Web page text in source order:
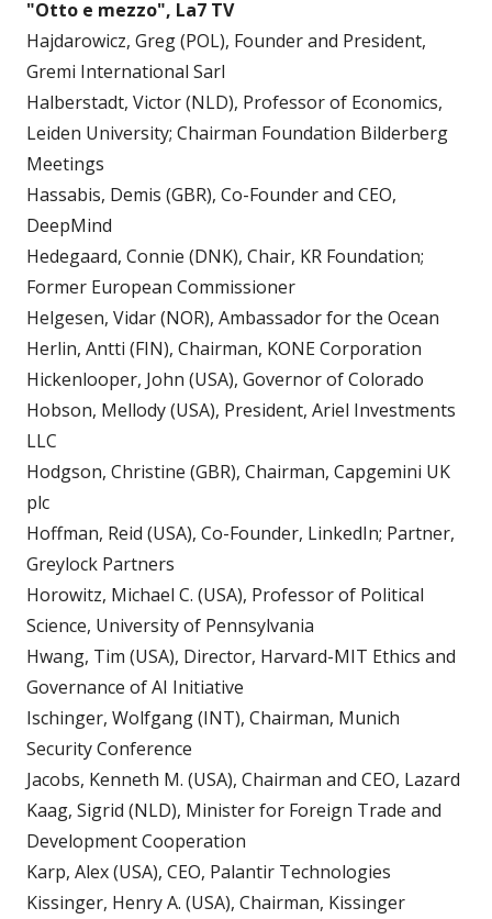
"Otto e mezzo", La7 TV
Hajdarowicz, Greg (POL), Founder and President,
Gremi International Sarl
Halberstadt, Victor (NLD), Professor of Economics,
Leiden University; Chairman Foundation Bilderberg
Meetings
Hassabis, Demis (GBR), Co-Founder and CEO,
DeepMind
Hedegaard, Connie (DNK), Chair, KR Foundation;
Former European Commissioner
Helgesen, Vidar (NOR), Ambassador for the Ocean
Herlin, Antti (FIN), Chairman, KONE Corporation
Hickenlooper, John (USA), Governor of Colorado
Hobson, Mellody (USA), President, Ariel Investments
LLC
Hodgson, Christine (GBR), Chairman, Capgemini UK
plc
Hoffman, Reid (USA), Co-Founder, LinkedIn; Partner,
Greylock Partners
Horowitz, Michael C. (USA), Professor of Political
Science, University of Pennsylvania
Hwang, Tim (USA), Director, Harvard-MIT Ethics and
Governance of AI Initiative
Ischinger, Wolfgang (INT), Chairman, Munich
Security Conference
Jacobs, Kenneth M. (USA), Chairman and CEO, Lazard
Kaag, Sigrid (NLD), Minister for Foreign Trade and
Development Cooperation
Karp, Alex (USA), CEO, Palantir Technologies
Kissinger, Henry A. (USA), Chairman, Kissinger